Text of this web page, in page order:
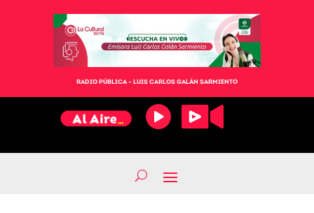
RADIO PÚBLICA – LUIS CARLOS GALÁN SARMIENTO